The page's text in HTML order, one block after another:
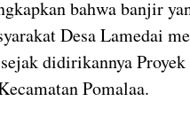
bahwa banjir
Desa Lamedai
didirikannya Proyek
Pomalaa.